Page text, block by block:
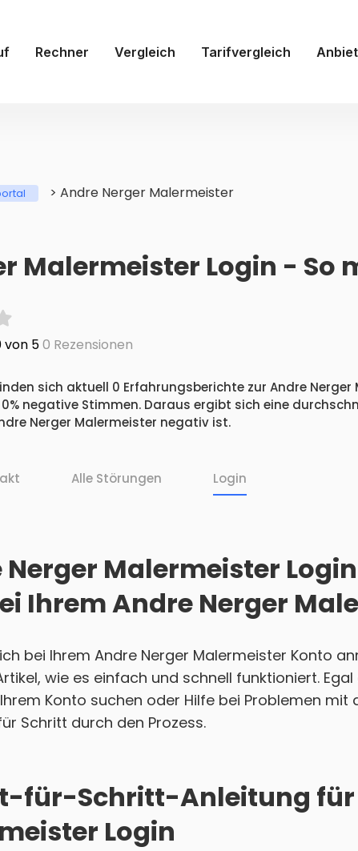
Rechner Vergleich Tarifvergleich
> Andre Nerger Malermeister
Malermeister Login - So
von 50 Rezensionen
sich aktuell 0 Erfahrungsberichte zur Andre
negative Stimmen. Daraus ergibt sich eine
Nerger Malermeister negativ ist.
Alle Störungen Login
Malermeister
Ihrem Andre Nerger
bei Ihrem Andre Nerger Malermeister Konto
wie es einfach und schnell funktioniert.
Konto suchen oder Hilfe bei Problemen
Schritt durch den Prozess.
für-Schritt-Anleitung für
Login